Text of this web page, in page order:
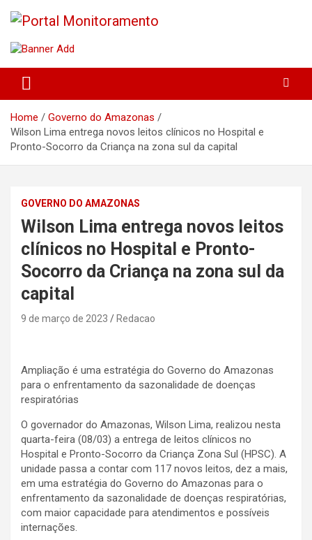
Portal Monitoramento
Home
Governo do Amazonas
Wilson Lima entrega novos leitos clínicos no Hospital e
Pronto-Socorro da Criança na zona sul da capital
GOVERNO DO AMAZONAS
Wilson Lima entrega novos leitos
clínicos no Hospital e Pronto-
Socorro da Criança na zona sul da
capital
9 de março de 2023 Redacao
Ampliação é uma estratégia do Governo do Amazonas
para o enfrentamento da sazonalidade de doenças
respiratórias
O governador do Amazonas, Wilson Lima, realizou nesta
quarta-feira (08/03) a entrega de leitos clínicos no
Hospital e Pronto-Socorro da Criança Zona Sul (HPSC). A
unidade passa a contar com 117 novos leitos, dez a mais,
em uma estratégia do Governo do Amazonas para o
enfrentamento da sazonalidade de doenças respiratórias,
com maior capacidade para atendimentos e possíveis
internações.